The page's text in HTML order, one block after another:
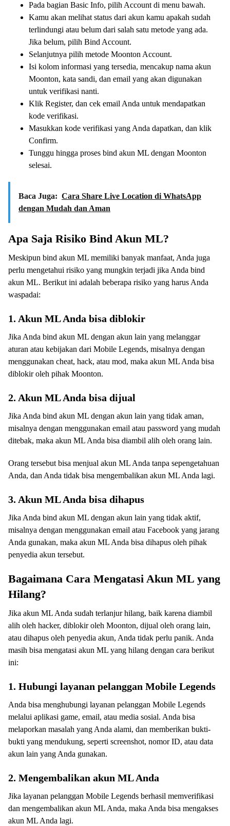
Pada bagian Basic Info, pilih Account di menu bawah.
Kamu akan melihat status dari akun kamu apakah sudah
terlindungi atau belum dari salah satu metode yang ada.
Jika belum, pilih Bind Account.
Selanjutnya pilih metode Moonton Account.
Isi kolom informasi yang tersedia, mencakup nama akun
Moonton, kata sandi, dan email yang akan digunakan
untuk verifikasi nanti.
Klik Register, dan cek email Anda untuk mendapatkan
kode verifikasi.
Masukkan kode verifikasi yang Anda dapatkan, dan klik
Confirm.
Tunggu hingga proses bind akun ML dengan Moonton
selesai.
Baca Juga: Cara Share Live Location di WhatsApp
dengan Mudah dan Aman
Apa Saja Risiko Bind Akun ML?
Meskipun bind akun ML memiliki banyak manfaat, Anda juga
perlu mengetahui risiko yang mungkin terjadi jika Anda bind
akun ML. Berikut ini adalah beberapa risiko yang harus Anda
waspadai:
1. Akun ML Anda bisa diblokir
Jika Anda bind akun ML dengan akun lain yang melanggar
aturan atau kebijakan dari Mobile Legends, misalnya dengan
menggunakan cheat, hack, atau mod, maka akun ML Anda bisa
diblokir oleh pihak Moonton.
2. Akun ML Anda bisa dijual
Jika Anda bind akun ML dengan akun lain yang tidak aman,
misalnya dengan menggunakan email atau password yang mudah
ditebak, maka akun ML Anda bisa diambil alih oleh orang lain.
Orang tersebut bisa menjual akun ML Anda tanpa sepengetahuan
Anda, dan Anda tidak bisa mengembalikan akun ML Anda lagi.
3. Akun ML Anda bisa dihapus
Jika Anda bind akun ML dengan akun lain yang tidak aktif,
misalnya dengan menggunakan email atau Facebook yang jarang
Anda gunakan, maka akun ML Anda bisa dihapus oleh pihak
penyedia akun tersebut.
Bagaimana Cara Mengatasi Akun ML yang
Hilang?
Jika akun ML Anda sudah terlanjur hilang, baik karena diambil
alih oleh hacker, diblokir oleh Moonton, dijual oleh orang lain,
atau dihapus oleh penyedia akun, Anda tidak perlu panik. Anda
masih bisa mengatasi akun ML yang hilang dengan cara berikut
ini:
1. Hubungi layanan pelanggan Mobile Legends
Anda bisa menghubungi layanan pelanggan Mobile Legends
melalui aplikasi game, email, atau media sosial. Anda bisa
melaporkan masalah yang Anda alami, dan memberikan bukti-
bukti yang mendukung, seperti screenshot, nomor ID, atau data
akun lain yang Anda gunakan.
2. Mengembalikan akun ML Anda
Jika layanan pelanggan Mobile Legends berhasil memverifikasi
dan mengembalikan akun ML Anda, maka Anda bisa mengakses
akun ML Anda lagi.